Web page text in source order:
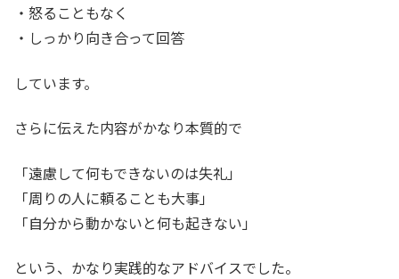
・怒ることもなく
・しっかり向き合って回答
しています。
さらに伝えた内容がかなり本質的で
「遠慮して何もできないのは失礼」
「周りの人に頼ることも大事」
「自分から動かないと何も起きない」
という、かなり実践的なアドバイスでした。